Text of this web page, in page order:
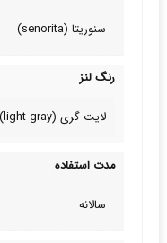
سنوریتا (senorita)
رنگ لنز
لایت گری (light gray)
مدت استفاده
سالانه